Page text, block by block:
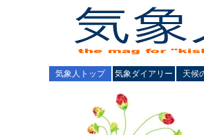
気象人トップ 気象ダイアリー 天候